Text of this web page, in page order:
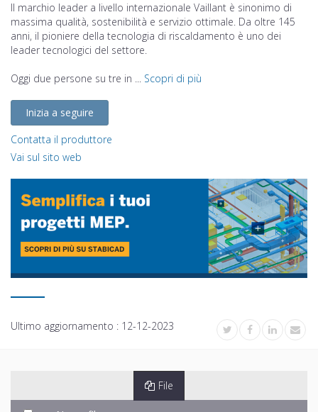
Il marchio leader a livello internazionale Vaillant è sinonimo di
massima qualità, sostenibilità e servizio ottimale. Da oltre 145
anni, il pioniere della tecnologia di riscaldamento è uno dei
leader tecnologici del settore.
Oggi due persone su tre in ... Scopri di più
Inizia a seguire
Contatta il produttore
Vai sul sito web
Ultimo aggiornamento : 12-12-2023
File